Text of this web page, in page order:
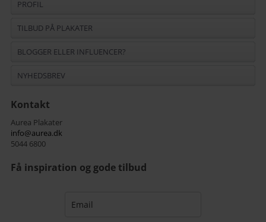
PROFIL
TILBUD PÅ PLAKATER
BLOGGER ELLER INFLUENCER?
NYHEDSBREV
Kontakt
Aurea Plakater
info@aurea.dk
5044 6800
Få inspiration og gode tilbud